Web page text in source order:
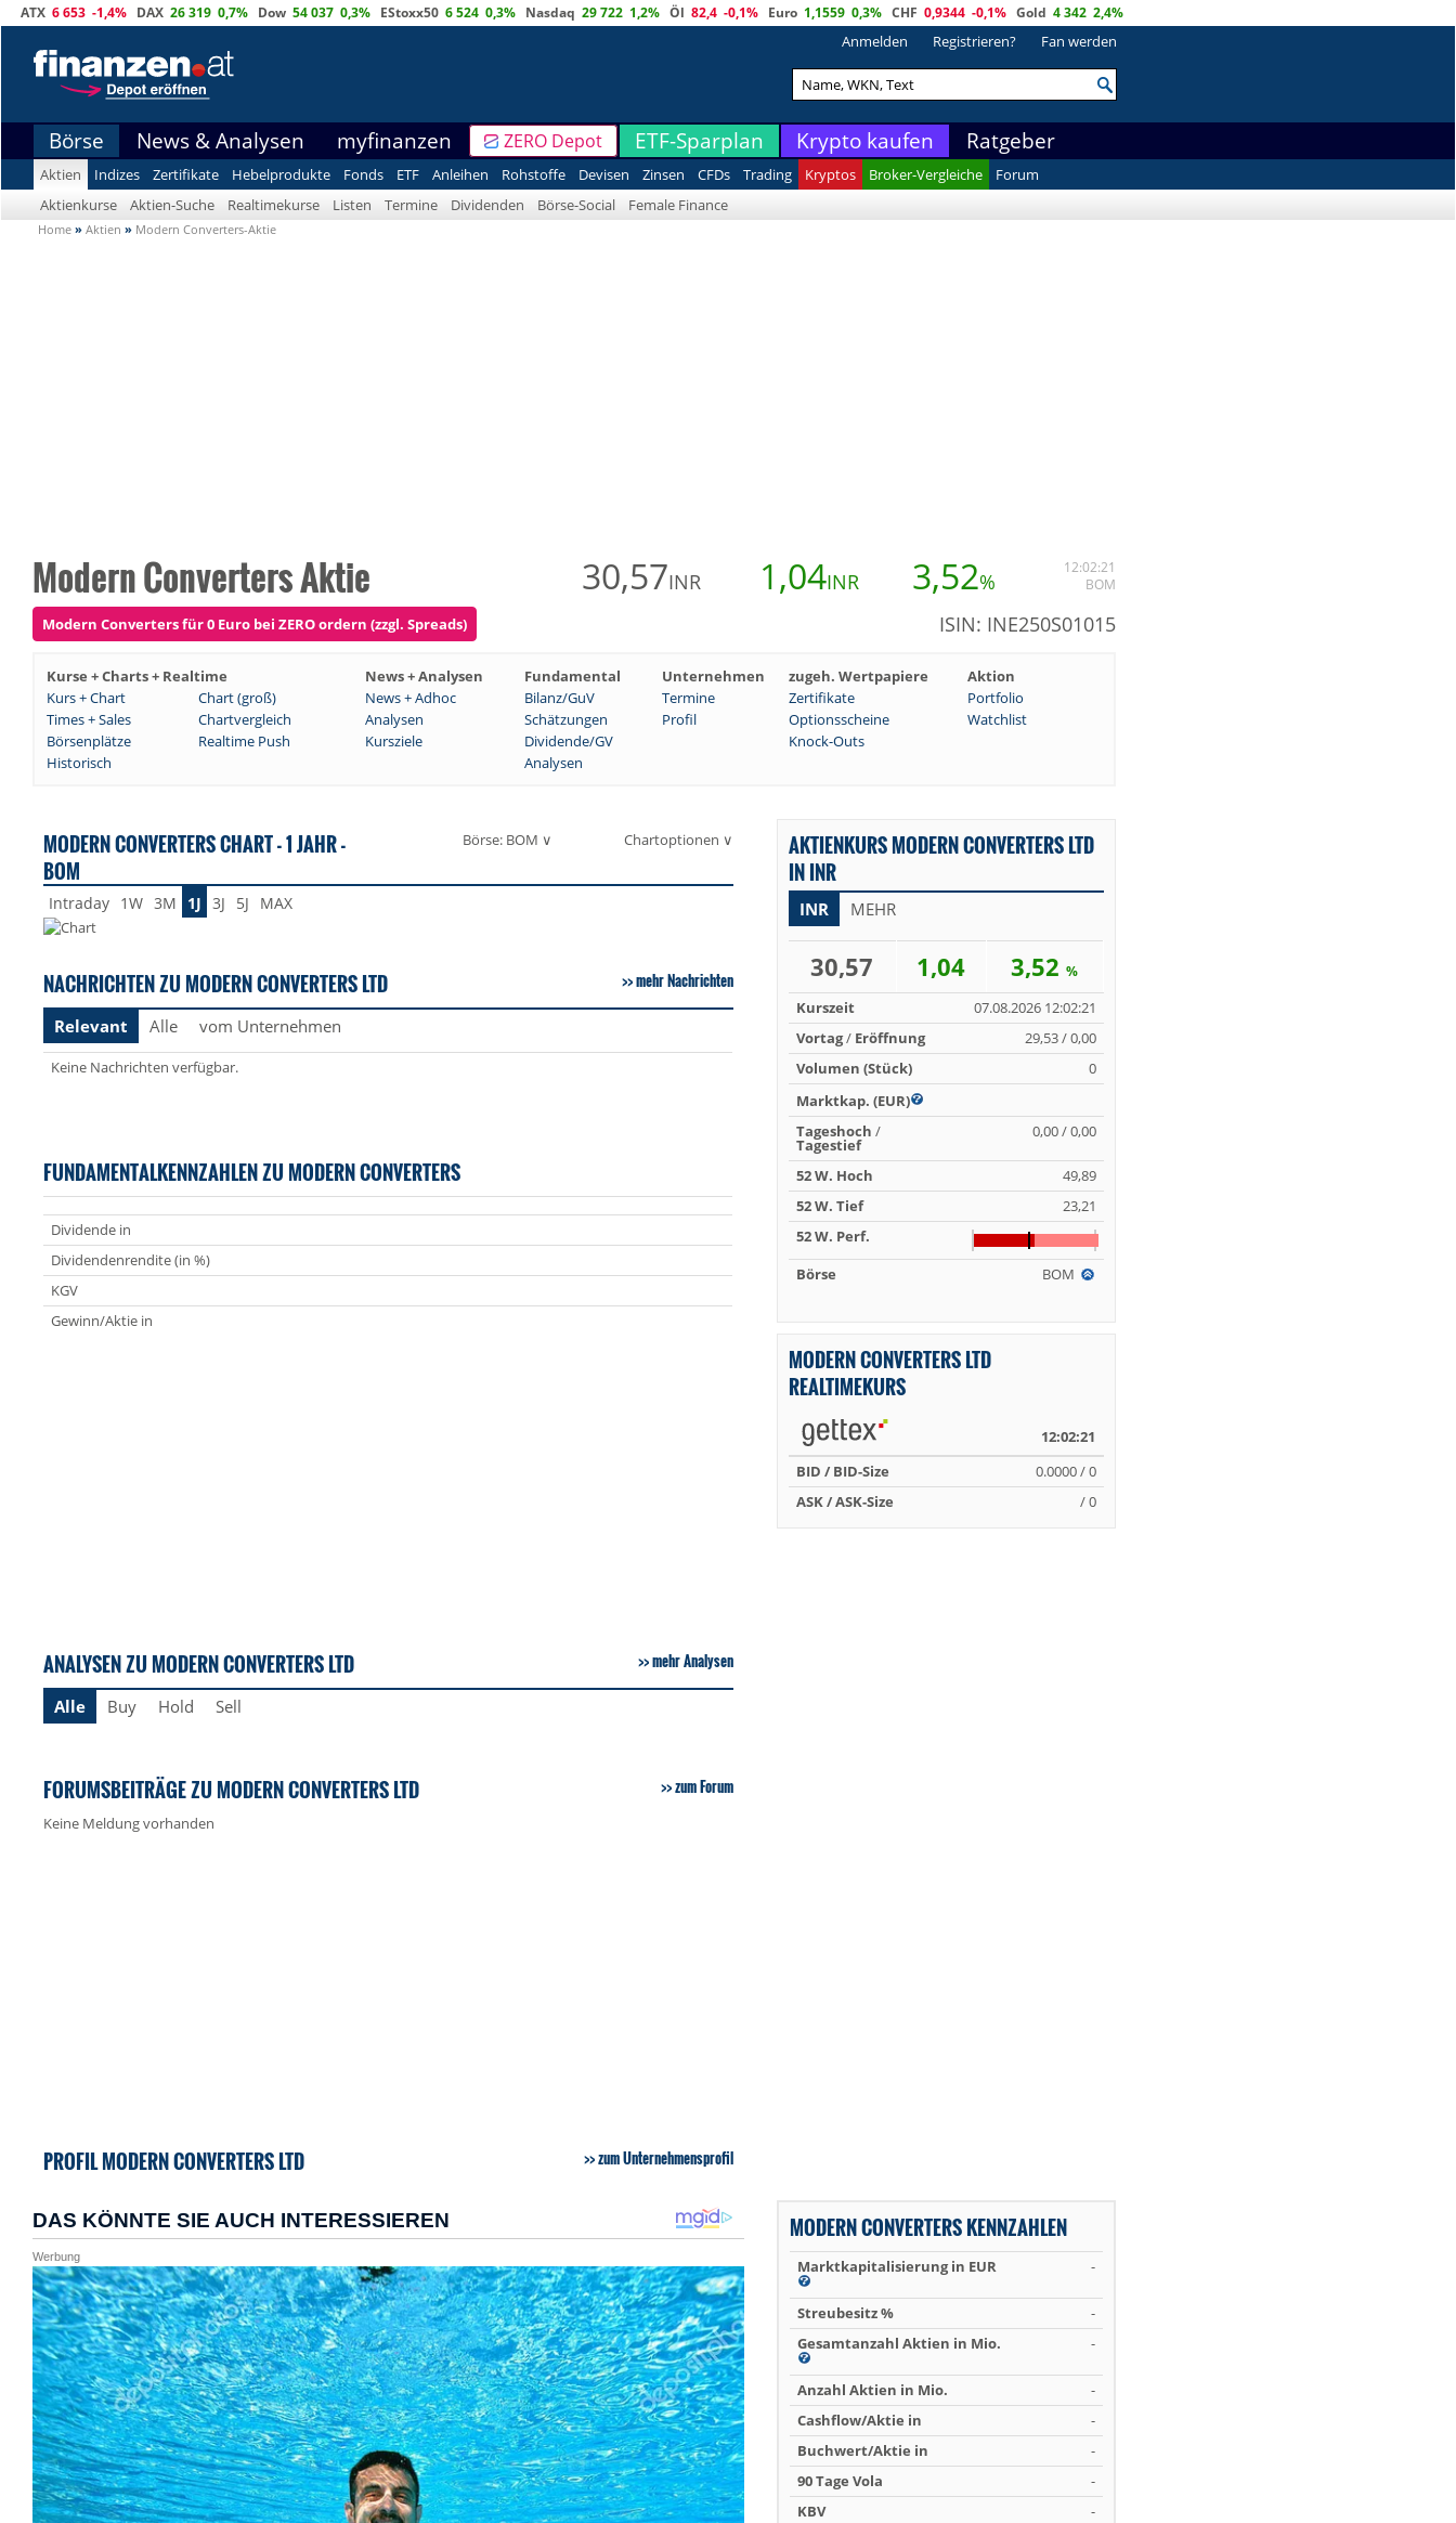
ATX 6 653 -1,4% DAX 26 319 0,7% Dow 54 037 0,3% EStoxx50 6 524 0,3% Nasdaq 29 722 1,2% Öl 82,4 -0,1% Euro 1,1559 0,3% CHF 0,9344 -0,1% Gold 4 342 2,4%
Anmelden Registrieren? Fan werden
Börse News & Analysen myfinanzen ZERO Depot ETF-Sparplan Krypto kaufen Ratgeber
Aktien Indizes Zertifikate Hebelprodukte Fonds ETF Anleihen Rohstoffe Devisen Zinsen CFDs Trading Kryptos Broker-Vergleiche
Forum
Aktienkurse
Aktien-Suche Realtimekurse Listen Termine Dividenden Börse-Social Female Finance
Home » Aktien » Modern Converters-Aktie
Modern Converters Aktie 30,57INR 1,04INR 3,52%
12:02:21
BOM
Modern Converters für 0 Euro bei ZERO ordern (zzgl. Spreads) ISIN: INE250S01015
Kurse + Charts + Realtime News + Analysen Fundamental Unternehmen zugeh. Wertpapiere
Aktion
Kurs + Chart
Chart (groß) News + Adhoc Bilanz/GuV Termine Zertifikate
Portfolio
Times + Sales
Chartvergleich Analysen Schätzungen Profil Optionsscheine
Watchlist
Börsenplätze
Realtime Push Kursziele Dividende/GV
Knock-Outs
Historisch
Analysen
MODERN CONVERTERS CHART - 1 JAHR -
BOM
Börse: BOM ∨ Chartoptionen ∨
Intraday 1W 3M 1J 3J 5J MAX
NACHRICHTEN ZU MODERN CONVERTERS LTD mehr Nachrichten
Relevant Alle vom Unternehmen
Keine Nachrichten verfügbar.
FUNDAMENTALKENNZAHLEN ZU MODERN CONVERTERS
Dividende in
Dividendenrendite (in %)
KGV
Gewinn/Aktie in
ANALYSEN ZU MODERN CONVERTERS LTD mehr Analysen
Alle Buy Hold Sell
FORUMSBEITRÄGE ZU MODERN CONVERTERS LTD zum Forum
Keine Meldung vorhanden
PROFIL MODERN CONVERTERS LTD zum Unternehmensprofil
AKTIENKURS MODERN CONVERTERS LTD
IN INR
INR MEHR
30,57 1,04 3,52%
Kurszeit
07.08.2026 12:02:21
Vortag/ Eröffnung
29,53 / 0,00
Volumen (Stück)
0
Marktkap. (EUR)
Tageshoch /
Tagestief
0,00 / 0,00
52 W. Hoch
49,89
52 W. Tief
23,21
52 W. Perf.
Börse
BOM
MODERN CONVERTERS LTD
REALTIMEKURS
12:02:21
BID / BID-Size
0.0000 / 0
ASK / ASK-Size
/ 0
MODERN CONVERTERS KENNZAHLEN
Marktkapitalisierung in EUR -
Streubesitz %
-
Gesamtanzahl Aktien in Mio.
-
Anzahl Aktien in Mio.
-
Cashflow/Aktie in
-
Buchwert/Aktie in
-
90 Tage Vola
-
KBV
-